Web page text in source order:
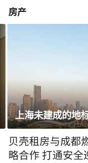
房产
上海未建成的地
贝壳租房与成都
略合作 打通安全